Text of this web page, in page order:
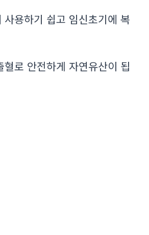
사용하기 쉽고 임신초기에 복
혈로 안전하게 자연유산이 됩